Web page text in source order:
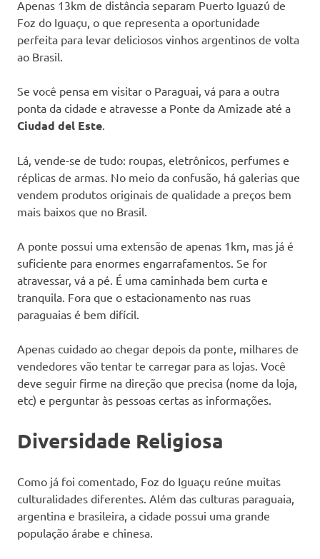
Apenas 13km de distância separam Puerto Iguazú de
Foz do Iguaçu, o que representa a oportunidade
perfeita para levar deliciosos vinhos argentinos de volta
ao Brasil.
Se você pensa em visitar o Paraguai, vá para a outra
ponta da cidade e atravesse a Ponte da Amizade até a
Ciudad del Este.
Lá, vende-se de tudo: roupas, eletrônicos, perfumes e
réplicas de armas. No meio da confusão, há galerias que
vendem produtos originais de qualidade a preços bem
mais baixos que no Brasil.
A ponte possui uma extensão de apenas 1km, mas já é
suficiente para enormes engarrafamentos. Se for
atravessar, vá a pé. É uma caminhada bem curta e
tranquila. Fora que o estacionamento nas ruas
paraguaias é bem difícil.
Apenas cuidado ao chegar depois da ponte, milhares de
vendedores vão tentar te carregar para as lojas. Você
deve seguir firme na direção que precisa (nome da loja,
etc) e perguntar às pessoas certas as informações.
Diversidade Religiosa
Como já foi comentado, Foz do Iguaçu reúne muitas
culturalidades diferentes. Além das culturas paraguaia,
argentina e brasileira, a cidade possui uma grande
população árabe e chinesa.